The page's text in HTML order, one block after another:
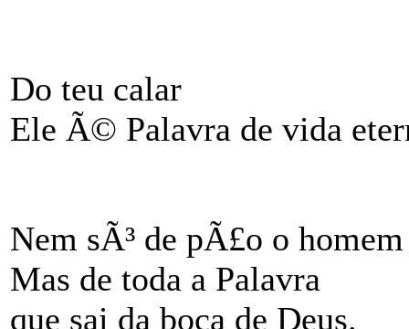
Do teu calar
Ele Ã© Palavra de vida
Nem sÃ³ de pÃ£o o
Mas de toda a Palavra
que sai da boca de Deus.